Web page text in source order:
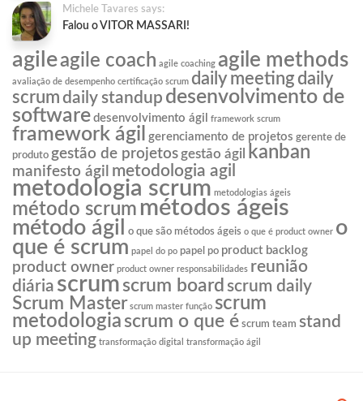
Michele Tavares says:
Falou o VITOR MASSARI!
agileagile coach agile coaching agile methods
avaliação de desempenho certificação scrum daily meeting daily
scrumdaily standup desenvolvimento de
software desenvolvimento ágil framework scrum
framework ágil gerenciamento de projetos gerente de
produto gestão de projetos gestão ágil kanban
manifesto ágil metodologia agil
metodologia scrum metodologias ágeis
método scrum métodos ágeis
método ágil o que são métodos ágeis o que é product owner o
que é scrum papel do po papel po product backlog
product owner product owner responsabilidades reunião
diária scrum scrum board scrum daily
Scrum Master scrum master função scrum
metodologia scrum o que é scrum team stand
up meeting transformação digital transformação ágil